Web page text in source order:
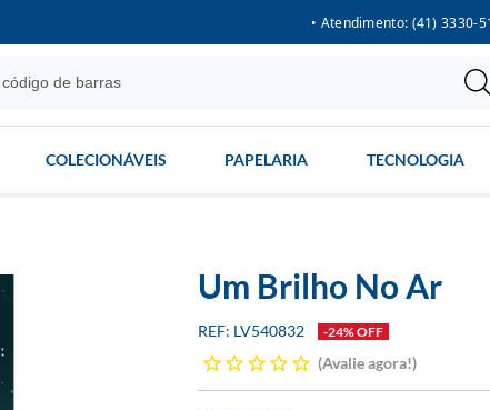
• Atendimento: (41) 3330-
COLECIONÁVEIS PAPELARIA TECNOLOGIA
Um Brilho No Ar
LV540832 -24% OFF
Avalie agora!